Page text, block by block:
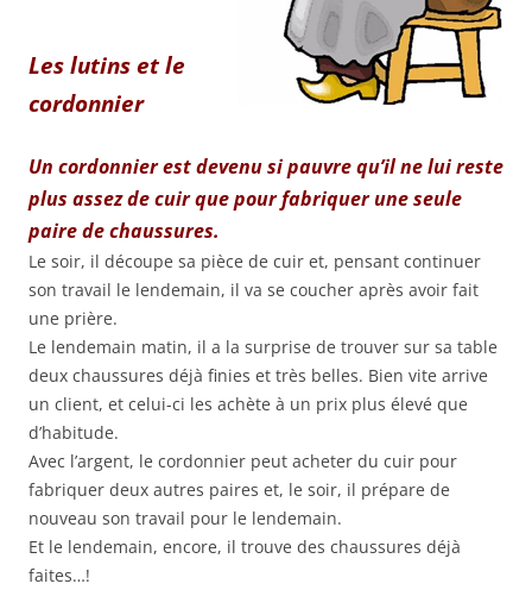
Les lutins et le
cordonnier
Un cordonnier est devenu si pauvre qu’il ne lui reste
plus assez de cuir que pour fabriquer une seule
paire de chaussures.
Le soir, il découpe sa pièce de cuir et, pensant continuer
son travail le lendemain, il va se coucher après avoir fait
une prière.
Le lendemain matin, il a la surprise de trouver sur sa table
deux chaussures déjà finies et très belles. Bien vite arrive
un client, et celui-ci les achète à un prix plus élevé que
d’habitude.
Avec l’argent, le cordonnier peut acheter du cuir pour
fabriquer deux autres paires et, le soir, il prépare de
nouveau son travail pour le lendemain.
Et le lendemain, encore, il trouve des chaussures déjà
faites…!